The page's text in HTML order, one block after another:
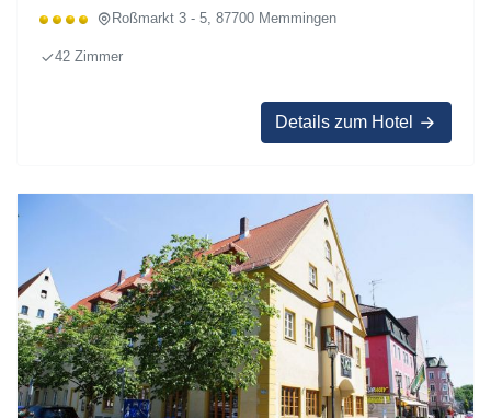
Roßmarkt 3 - 5, 87700 Memmingen
42 Zimmer
Details zum Hotel